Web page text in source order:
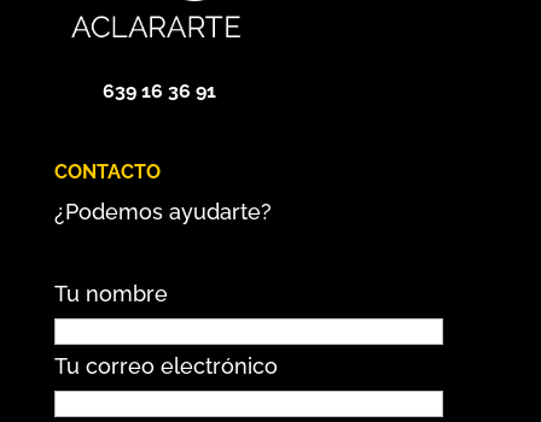
639 16 36 91
CONTACTO
¿Podemos ayudarte?
Tu nombre
Tu correo electrónico